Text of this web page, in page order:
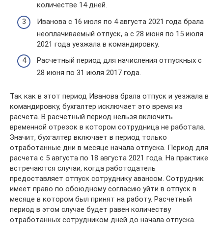
количестве 14 дней.
Иванова с 16 июля по 4 августа 2021 года брала
неоплачиваемый отпуск, а с 28 июня по 15 июля
2021 года уезжала в командировку.
Расчетный период для начисления отпускных с
28 июня по 31 июля 2017 года.
Так как в этот период Иванова брала отпуск и уезжала в
командировку, бухгалтер исключает это время из
расчета. В расчетный период нельзя включить
временной отрезок в котором сотрудница не работала.
Значит, бухгалтер включает в период только
отработанные дни в месяце начала отпуска. Период для
расчета с 5 августа по 18 августа 2021 года. На практике
встречаются случаи, когда работодатель
предоставляет отпуск сотруднику авансом. Сотрудник
имеет право по обоюдному согласию уйти в отпуск в
месяце в котором был принят на работу. Расчетный
период в этом случае будет равен количеству
отработанных сотрудником дней до начала отпуска.